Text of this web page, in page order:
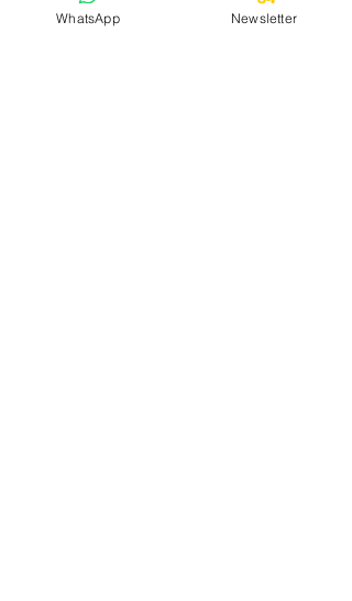
WhatsApp Newsletter